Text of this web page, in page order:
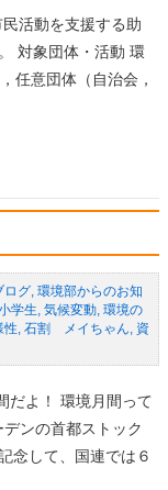
活動を支援する助
対象団体・活動 環
任意団体（自治会，
ログ, 環境部からのお知
学生, 気候変動, 環境の
性, 石割 メイちゃん, 資
だよ！ 環境月間って
ンの首都ストック
念して、国連では６